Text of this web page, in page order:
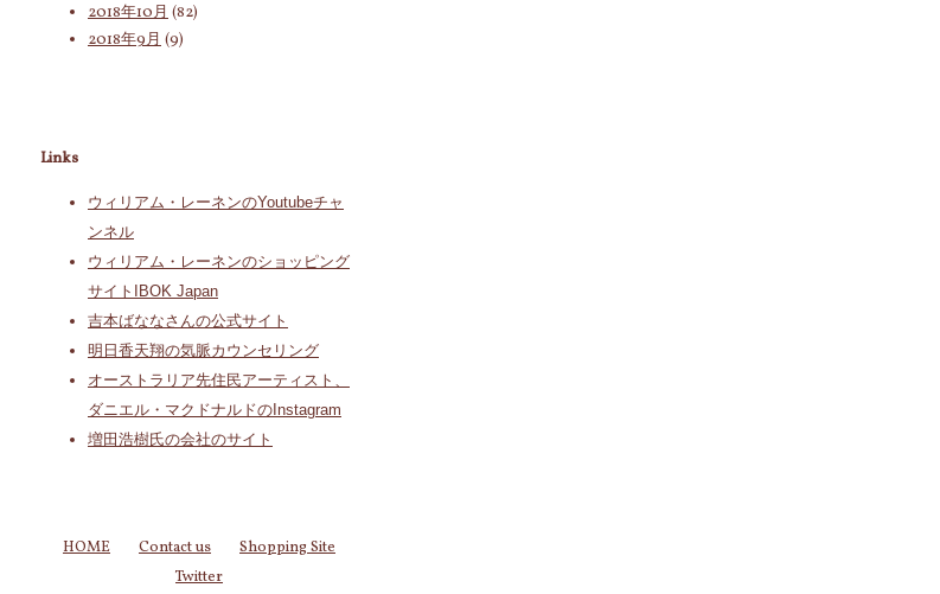
2018年10月 (82)
2018年9月 (9)
Links
ウィリアム・レーネンのYoutubeチャ
ンネル
ウィリアム・レーネンのショッピング
サイトIBOK Japan
吉本ばななさんの公式サイト
明日香天翔の気脈カウンセリング
オーストラリア先住民アーティスト、
ダニエル・マクドナルドのInstagram
増田浩樹氏の会社のサイト
HOME Contact us
Shopping Site
Twitter